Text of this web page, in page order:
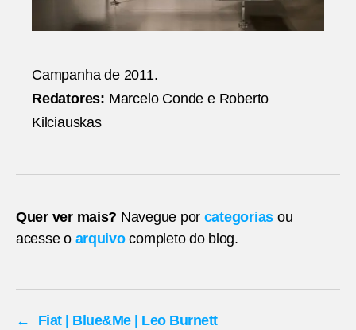
Campanha de 2011.
Redatores: Marcelo Conde e Roberto
Kilciauskas
Quer ver mais? Navegue por categorias ou
acesse o arquivocompleto do blog.
←
Fiat | Blue&Me | Leo Burnett